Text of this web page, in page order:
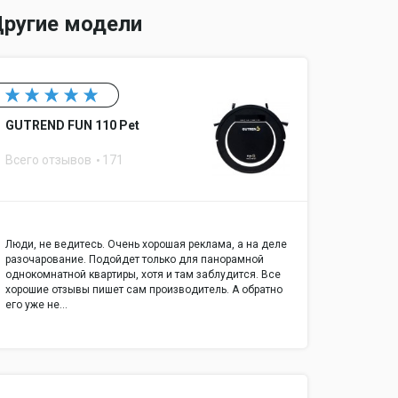
модели
GUTREND FUN 110 Pet
Всего отзывов 171
Люди, не ведитесь. Очень хорошая реклама, а на деле
разочарование. Подойдет только для панорамной
однокомнатной квартиры, хотя и там заблудится. Все
хорошие отзывы пишет сам производитель. А обратно
его уже не…